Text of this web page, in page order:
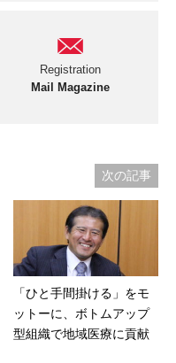
Registration
Mail Magazine
次の記事
「ひと手間掛ける」をモ
ットーに、ボトムアップ
型組織で地域医療に貢献